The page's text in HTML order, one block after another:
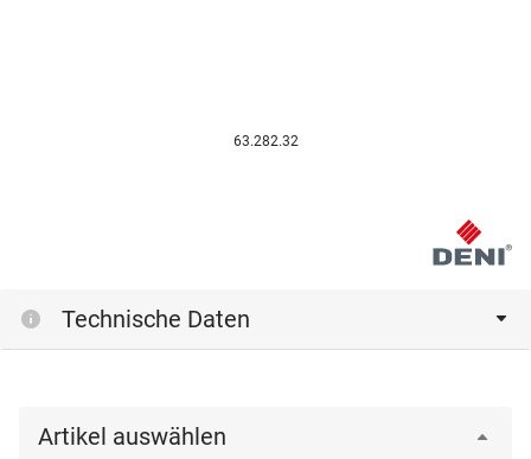
63.282.32
Technische Daten
Artikel auswählen